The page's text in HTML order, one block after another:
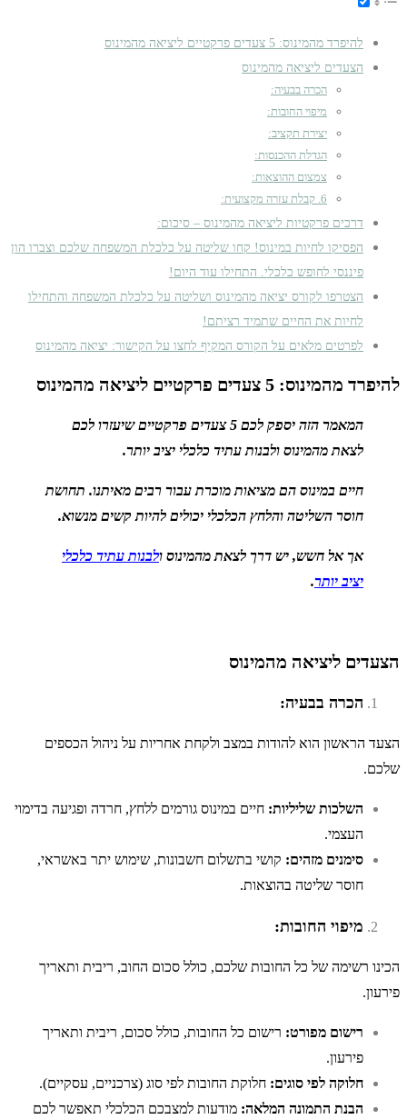
להיפרד מהמינוס: 5 צעדים פרקטיים ליציאה מהמינוס
הצעדים ליציאה מהמינוס
הכרה בבעיה:
מיפוי החובות:
יצירת תקציב:
הגדלת ההכנסות:
צמצום ההוצאות:
6. קבלת עזרה מקצועית:
דרכים פרקטיות ליציאה מהמינוס – סיכום:
הפסיקו לחיות במינוס! קחו שליטה על כלכלת המשפחה שלכם וצברו הון
פיננסי לחופש כלכלי. התחילו עוד היום!
הצטרפו לקורס יציאה מהמינוס ושליטה על כלכלת המשפחה והתחילו
לחיות את החיים שתמיד רציתם!
לפרטים מלאים על הקורס המקיף לחצו על הקישור: יציאה מהמינוס
להיפרד מהמינוס: 5 צעדים פרקטיים ליציאה מהמינוס
המאמר הזה יספק לכם 5 צעדים פרקטיים שיעזרו לכם
לצאת מהמינוס ולבנות עתיד כלכלי יציב יותר.
חיים במינוס הם מציאות מוכרת עבור רבים מאיתנו. תחושת
חוסר השליטה והלחץ הכלכלי יכולים להיות קשים מנשוא.
אך אל חשש, יש דרך לצאת מהמינוס ולבנות עתיד כלכלי
יציב יותר.
הצעדים ליציאה מהמינוס
הכרה בבעיה:
הצעד הראשון הוא להודות במצב ולקחת אחריות על ניהול הכספים
שלכם.
השלכות שליליות: חיים במינוס גורמים ללחץ, חרדה ופגיעה בדימוי
העצמי.
סימנים מזהים: קושי בתשלום חשבונות, שימוש יתר באשראי,
חוסר שליטה בהוצאות.
מיפוי החובות:
הכינו רשימה של כל החובות שלכם, כולל סכום החוב, ריבית ותאריך
פירעון.
רישום מפורט: רישום כל החובות, כולל סכום, ריבית ותאריך
פירעון.
חלוקה לפי סוגים: חלוקת החובות לפי סוג (צרכניים, עסקיים).
הבנת התמונה המלאה: מודעות למצבכם הכלכלי תאפשר לכם